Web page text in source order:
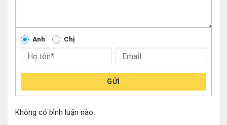
Anh Chị
GỬI
Không có bình luận nào